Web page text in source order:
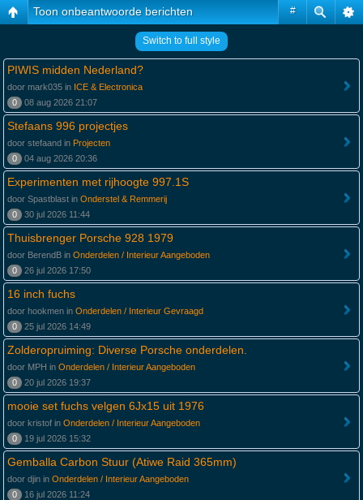
#
Toon onbeantwoorde berichten
Switch to full style
PIWIS midden Nederland?
door mark035 in ICE & Electronica
0
08 aug 2026 21:07
Stefaans 996 projectjes
door stefaand in Projecten
0
04 aug 2026 20:36
Experimenten met rijhoogte 997.1S
door Spastblast in Onderstel & Remmerij
0
30 jul 2026 11:44
Thuisbrenger Porsche 928 1979
door BerendB in Onderdelen / Interieur Aangeboden
0
26 jul 2026 17:50
16 inch fuchs
door hookmen in Onderdelen / Interieur Gevraagd
0
25 jul 2026 14:49
Zolderopruiming: Diverse Porsche onderdelen.
door MPH in Onderdelen / Interieur Aangeboden
0
20 jul 2026 19:37
mooie set fuchs velgen 6Jx15 uit 1976
door kristof in Onderdelen / Interieur Aangeboden
0
19 jul 2026 15:32
Gemballa Carbon Stuur (Atiwe Raid 365mm)
door djin in Onderdelen / Interieur Aangeboden
0
16 jul 2026 11:24